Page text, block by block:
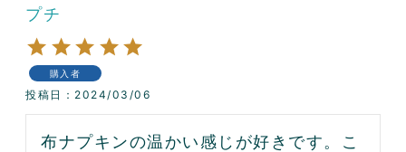
プチ
購入者
投稿日 2024/03/06
布ナプキンの温かい感じが好きです。こ